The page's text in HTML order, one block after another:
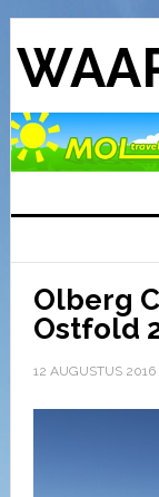
Olberg
Ostfold
12 AUGUSTUS 2016